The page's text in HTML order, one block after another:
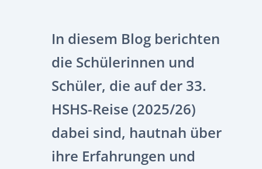
In diesem Blog berichten
die Schülerinnen und
Schüler, die auf der 33.
HSHS-Reise (2025/26)
dabei sind, hautnah über
ihre Erfahrungen und